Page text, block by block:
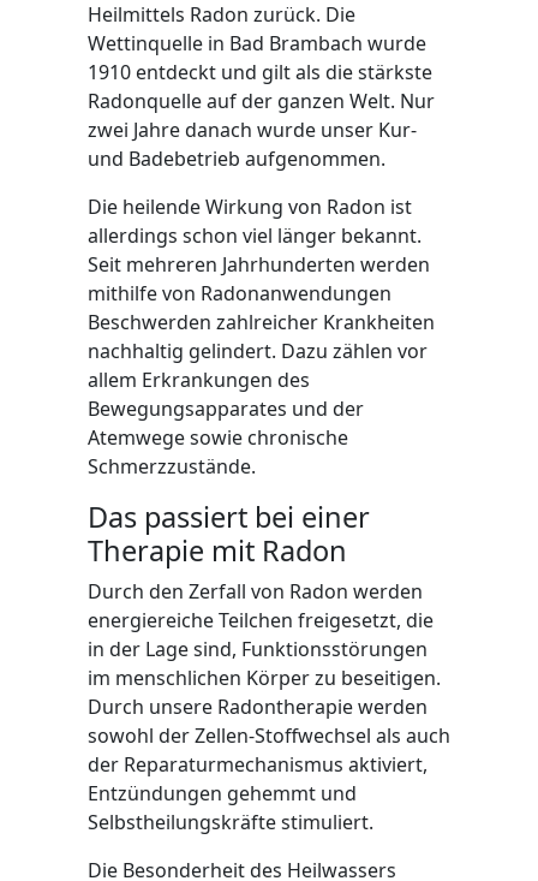
Heilmittels Radon zurück. Die
Wettinquelle in Bad Brambach wurde
1910 entdeckt und gilt als die stärkste
Radonquelle auf der ganzen Welt. Nur
zwei Jahre danach wurde unser Kur-
und Badebetrieb aufgenommen.
Die heilende Wirkung von Radon ist
allerdings schon viel länger bekannt.
Seit mehreren Jahrhunderten werden
mithilfe von Radonanwendungen
Beschwerden zahlreicher Krankheiten
nachhaltig gelindert. Dazu zählen vor
allem Erkrankungen des
Bewegungsapparates und der
Atemwege sowie chronische
Schmerzzustände.
Das passiert bei einer
Therapie mit Radon
Durch den Zerfall von Radon werden
energiereiche Teilchen freigesetzt, die
in der Lage sind, Funktionsstörungen
im menschlichen Körper zu beseitigen.
Durch unsere Radontherapie werden
sowohl der Zellen-Stoffwechsel als auch
der Reparaturmechanismus aktiviert,
Entzündungen gehemmt und
Selbstheilungskräfte stimuliert.
Die Besonderheit des Heilwassers